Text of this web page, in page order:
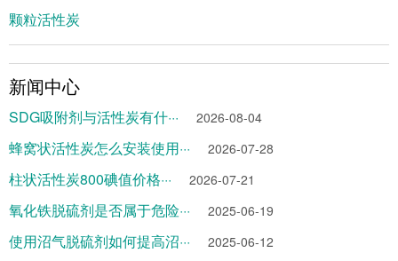
颗粒活性炭
新闻中心
SDG吸附剂与活性炭有什··· 2026-08-04
蜂窝状活性炭怎么安装使用··· 2026-07-28
柱状活性炭800碘值价格··· 2026-07-21
氧化铁脱硫剂是否属于危险··· 2025-06-19
使用沼气脱硫剂如何提高沼··· 2025-06-12